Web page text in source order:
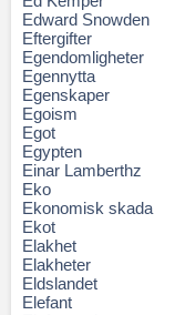
Edward Snowden
Eftergifter
Egendomligheter
Egennytta
Egenskaper
Egoism
Egot
Egypten
Einar Lamberthz
Eko
Ekonomisk skada
Ekot
Elakhet
Elakheter
Eldslandet
Elefant